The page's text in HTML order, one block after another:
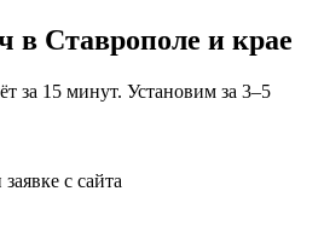
в Ставрополе и крае
за 15 минут. Установим за 3–5
с сайта